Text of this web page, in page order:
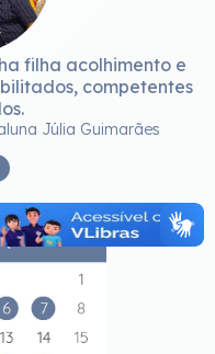
filha acolhimento e
competentes
Júlia Guimarães